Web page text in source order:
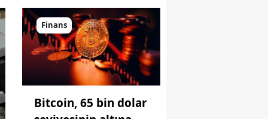
Finans
Bitcoin, 65 bin dolar